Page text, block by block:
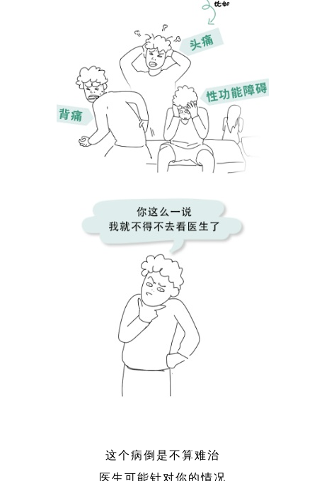
这个病倒是不算难治
医生可能针对你的情况